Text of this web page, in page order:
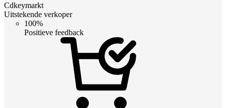
Cdkeymarkt
Uitstekende verkoper
100%
Positieve feedback